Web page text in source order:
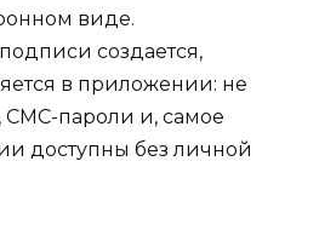
виде.
создается,
в приложении: не
СМС-пароли и, самое
доступны без личной